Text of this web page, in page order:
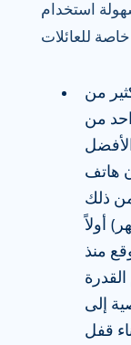
استخدام
من
من
الأفضل (مقترنًا بـ Life 360). أحب ميزة
هاتف
ذلك
أولاً (يظهر Life 360 البطارية). لقد تخليت
منذ
إلى
قفل